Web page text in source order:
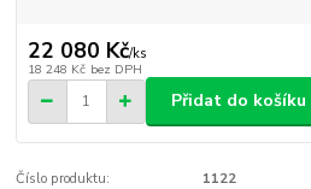
22 080 Kč/ks
18 248 Kč bez DPH
Přidat do košíku
Číslo produktu: 1122